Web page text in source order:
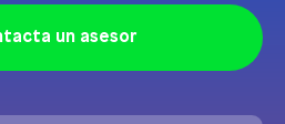
un asesor